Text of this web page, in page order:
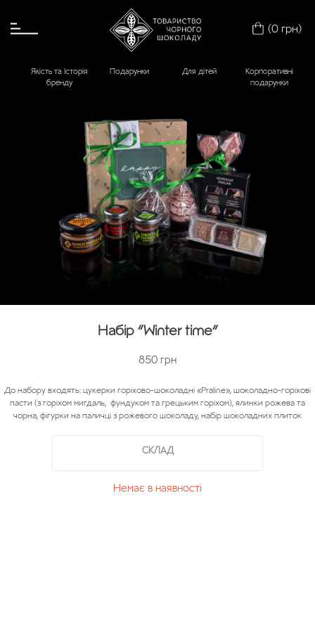
ГОЛОВНА
МАГАЗИН
ОПЛАТА І ДОПРАВЛЕННЯ (0грн)
Якість та Історія
бренду
Подарунки Для дітей
Корпоративні
подарунки
Набір “Winter time”
850 грн
До набору входять: цукерки горіхово-шоколадні «Praline», шоколадно-горіхові
пасти (з горіхом мигдаль, фундуком та грецьким горіхом), ялинки рожева та
чорна, фігурки на паличці з рожевого шоколаду, набір шоколадних плиток
СКЛАД
Немає в наявності